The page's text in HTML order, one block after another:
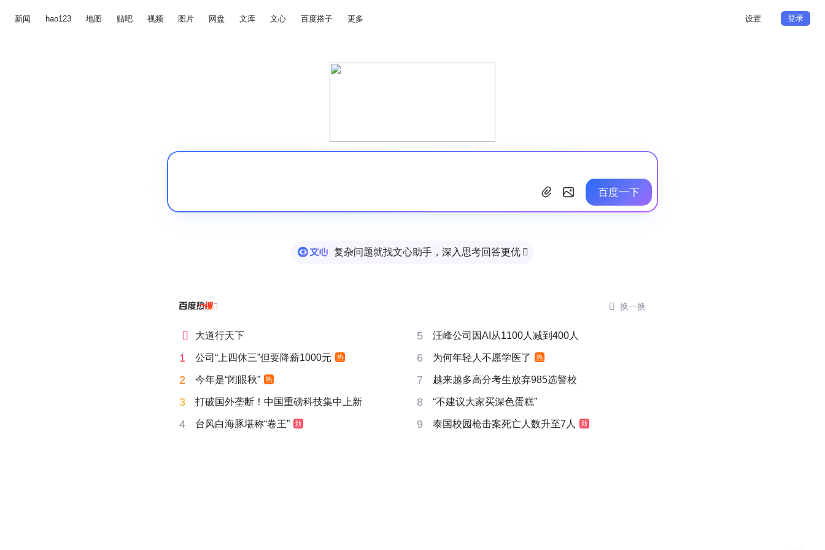
新闻 hao123 地图 贴吧 视频 图片 网盘 文库 文心 百度搭子 更多 设置 登录
百度一下
复杂问题就找文心助手，深入思考回答更优 
  换一换
 大道行天下 5 汪峰公司因AI从1100人减到400人
1 公司“上四休三”但要降薪1000元 热 6 为何年轻人不愿学医了 热
2 今年是“闭眼秋” 热 7 越来越多高分考生放弃985选警校
3 打破国外垄断！中国重磅科技集中上新 8 “不建议大家买深色蛋糕”
4 台风白海豚堪称“卷王” 新 9 泰国校园枪击案死亡人数升至7人 新